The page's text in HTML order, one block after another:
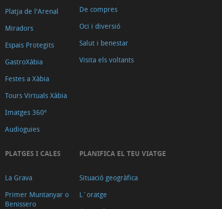
Platja de l'Arenal
Miradors
Espais Protegits
GastroXàbia
Festes a Xàbia
Tours Virtuals Xàbia
Imatges 360º
Audioguies
De compres
Oci i diversió
Salut i benestar
Visita els voltants
PLATGES I CALES
La Grava
Primer Muntanyar o
Benissero
PLANIFICA EL TEU VIATGE
Situació geogràfica
L´oratge